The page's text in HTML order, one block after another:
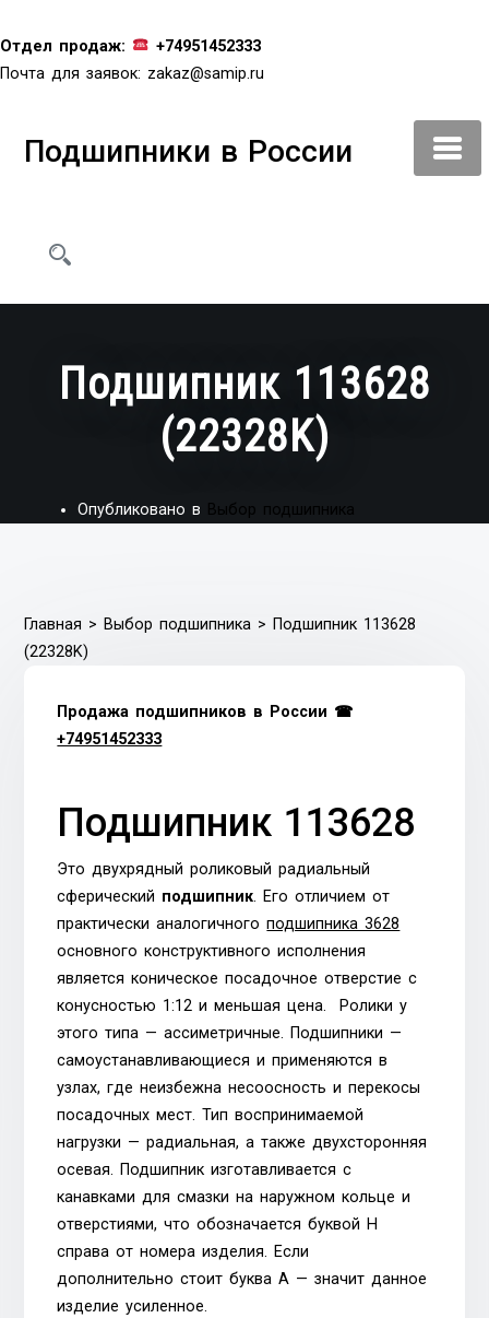
к
содержимому
Отдел продаж:
+74951452333
Почта для заявок: zakaz@samip.ru
Подшипники в России
Подшипник 113628
(22328K)
Опубликовано в Выбор подшипника
Главная > Выбор подшипника > Подшипник 113628
(22328K)
Продажа подшипников в России ☎
+74951452333
Подшипник 113628
Это двухрядный роликовый радиальный
сферический подшипник. Его отличием от
практически аналогичногоподшипника 3628
основного конструктивного исполнения
является коническое посадочное отверстие с
конусностью 1:12 и меньшая цена. Ролики у
этого типа — ассиметричные. Подшипники —
самоустанавливающиеся и применяются в
узлах, где неизбежна несоосность и перекосы
посадочных мест. Тип воспринимаемой
нагрузки — радиальная, а также двухсторонняя
осевая. Подшипник изготавливается с
канавками для смазки на наружном кольце и
отверстиями, что обозначается буквой Н
справа от номера изделия. Если
дополнительно стоит буква А — значит данное
изделие усиленное.